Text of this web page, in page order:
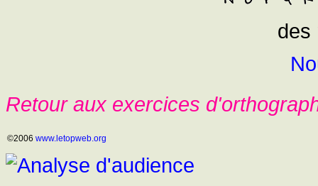
des
Retour aux exercices
©2006 www.letopweb.org